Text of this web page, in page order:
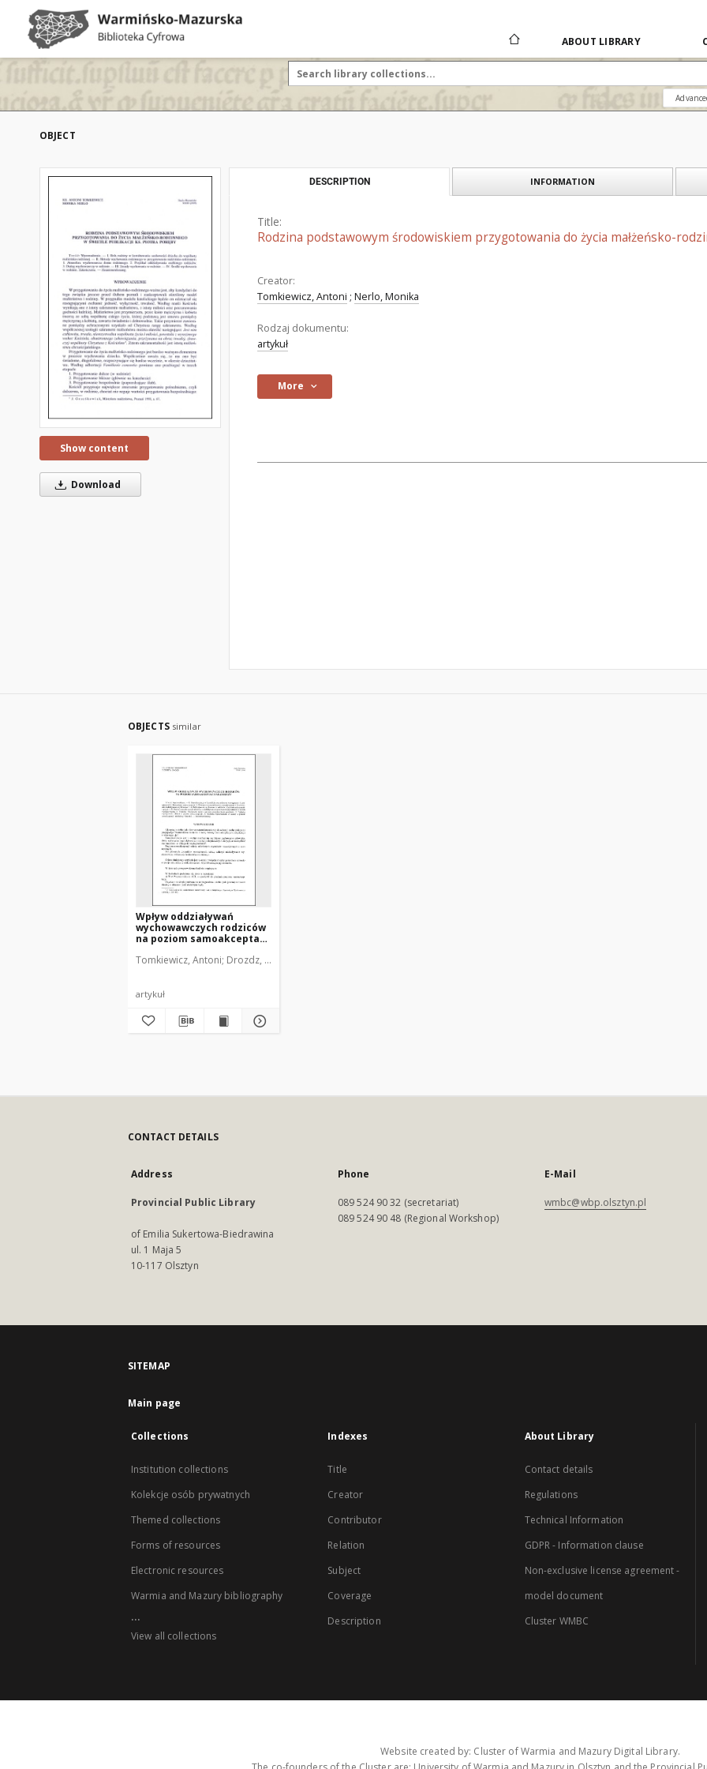
ABOUT LIBRARY
OBJECT
Show content
Download
DESCRIPTION INFORMATION
Title:
Rodzina podstawowym środowiskiem przygotowania do życia małżeńsko-
Creator:
Tomkiewicz, Antoni ; Nerlo, Monika
Rodzaj dokumentu:
artykuł
More
OBJECTS similar
Wpływ oddziaływań
wychowawczych rodziców
na poziom samoakceptacji
Tomkiewicz, Antoni Drozdz, Elżbieta
artykuł
CONTACT DETAILS
Address
Provincial Public Library
of Emilia Sukertowa-Biedrawina
ul. 1 Maja 5
10-117 Olsztyn
Phone
089 524 90 32 (secretariat)
089 524 90 48 (Regional Workshop)
E-Mail
wmbc@wbp.olsztyn.pl
SITEMAP
Main page
Collections
Institution collections
Kolekcje osób prywatnych
Themed collections
Forms of resources
Electronic resources
Warmia and Mazury bibliography
...
View all collections
Indexes
Title
Creator
Contributor
Relation
Subject
Coverage
Description
About Library
Contact details
Regulations
Technical Information
GDPR - Information clause
Non-exclusive license agreement -
model document
Cluster WMBC
Website created by: Cluster of Warmia and Mazury Digital Library.